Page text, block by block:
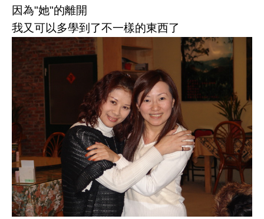
因為"她"的離開
我又可以多學到了不一樣的東西了